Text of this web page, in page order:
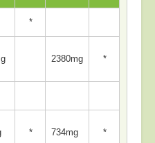
*
2380mg *
* 734mg *